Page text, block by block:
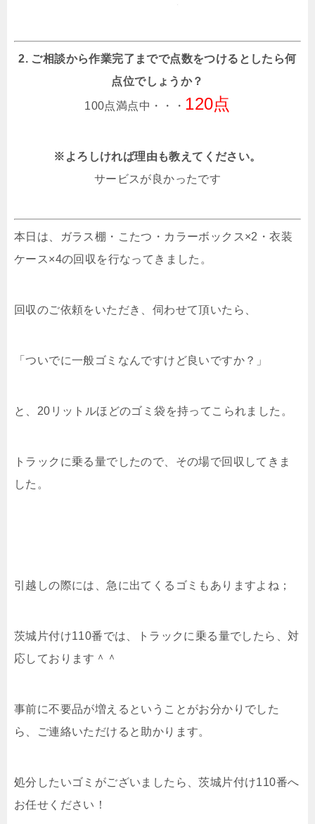
2. ご相談から作業完了までで点数をつけるとしたら何
点位でしょうか？
100点満点中・・・ 120点
※よろしければ理由も教えてください。
サービスが良かったです
本日は、ガラス棚・こたつ・カラーボックス×2・衣装
ケース×4の回収を行なってきました。
回収のご依頼をいただき、伺わせて頂いたら、
「ついでに一般ゴミなんですけど良いですか？」
と、20リットルほどのゴミ袋を持ってこられました。
トラックに乗る量でしたので、その場で回収してきま
した。
引越しの際には、急に出てくるゴミもありますよね；
茨城片付け110番では、トラックに乗る量でしたら、対
応しております＾＾
事前に不要品が増えるということがお分かりでした
ら、ご連絡いただけると助かります。
処分したいゴミがございましたら、茨城片付け110番へ
お任せください！